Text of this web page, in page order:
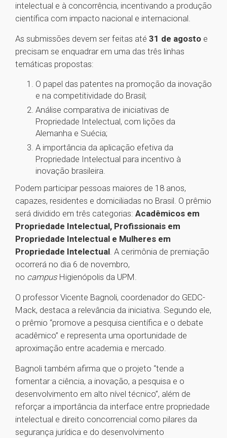
intelectual e à concorrência, incentivando a produção
científica com impacto nacional e internacional.
As submissões devem ser feitas até 31 de agosto e
precisam se enquadrar em uma das três linhas
temáticas propostas:
O papel das patentes na promoção da inovação
e na competitividade do Brasil;
Análise comparativa de iniciativas de
Propriedade Intelectual, com lições da
Alemanha e Suécia;
A importância da aplicação efetiva da
Propriedade Intelectual para incentivo à
inovação brasileira.
Podem participar pessoas maiores de 18 anos,
capazes, residentes e domiciliadas no Brasil. O prêmio
será dividido em três categorias: Acadêmicos em
Propriedade Intelectual, Profissionais em
Propriedade Intelectual e Mulheres em
Propriedade Intelectual. A cerimônia de premiação
ocorrerá no dia 6 de novembro,
no campus Higienópolis da UPM.
O professor Vicente Bagnoli, coordenador do GEDC-
Mack, destaca a relevância da iniciativa. Segundo ele,
o prêmio “promove a pesquisa científica e o debate
acadêmico” e representa uma oportunidade de
aproximação entre academia e mercado.
Bagnoli também afirma que o projeto “tende a
fomentar a ciência, a inovação, a pesquisa e o
desenvolvimento em alto nível técnico”, além de
reforçar a importância da interface entre propriedade
intelectual e direito concorrencial como pilares da
segurança jurídica e do desenvolvimento